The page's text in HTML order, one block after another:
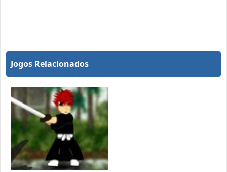
Jogos Relacionados